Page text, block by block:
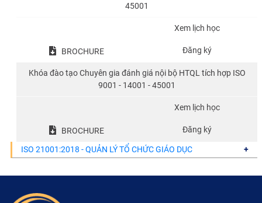
45001
Xem lịch học
BROCHURE Đăng ký
Khóa đào tạo Chuyên gia đánh giá nội bộ HTQL tích hợp ISO
9001 - 14001 - 45001
Xem lịch học
BROCHURE Đăng ký
ISO 21001:2018 - QUẢN LÝ TỔ CHỨC GIÁO DỤC